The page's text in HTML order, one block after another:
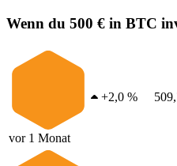
Wenn du 500 € in BTC
vor 1 Monat
+2,0 %